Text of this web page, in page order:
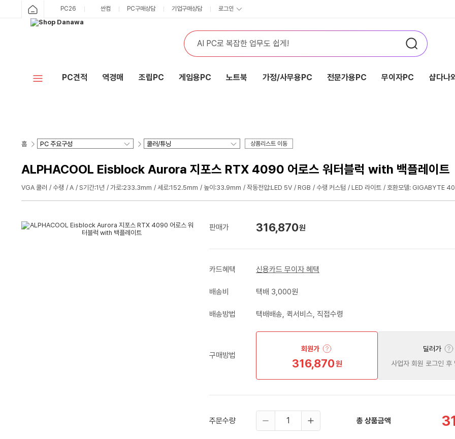
PC26 싼컴 PC구매상담 기업구매상담 로그인
PC견적 역경매 조립PC 게임용PC 노트북 가정/사무용PC 전문가용PC 무이자PC 샵다나
홈 상품리스트 이동
ALPHACOOL Eisblock Aurora 지포스 RTX 4090 어로스 워터블럭 with 백플레이트
VGA 쿨러 수랭 A S기간:1년 가로:233.3mm 세로:152.5mm 높이:33.9mm 작동전압:LED 5V RGB 수랭 커스텀 LED 라이트 호환모델: GIGABYTE
판매가 316,870원
카드혜택 신용카드 무이자 혜택
배송비 택배 3,000원
배송방법 택배배송, 퀵서비스, 직접수령
구매방법
회원가
316,870원
딜러가
사업자 회원 로그인 후
주문수량 총 상품금액